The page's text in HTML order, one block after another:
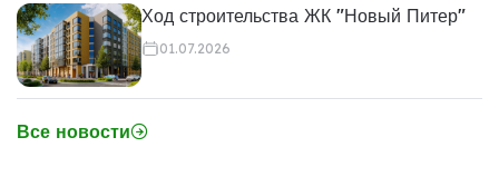
Ход строительства ЖК "Новый Питер"
01.07.2026
Все новости